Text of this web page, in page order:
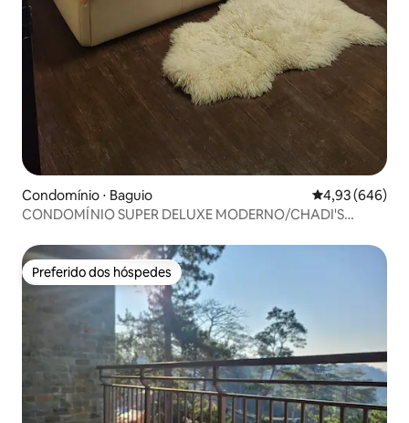
Condomínio ⋅ Baguio 4,93 de uma
4,93 (646)
CONDOMÍNIO SUPER DELUXE MODERNO/CHADI'S
Preferido dos hóspedes
Preferido dos hóspedes